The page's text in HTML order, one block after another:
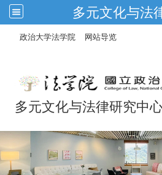
多元文化与法
政治大学法学院 网站导览
多元文化与法律研究中